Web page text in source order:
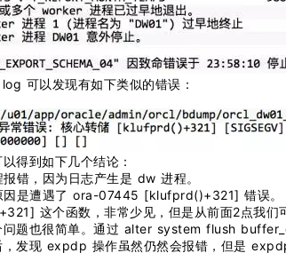
可以发现有如下类似的错误：
得到如下几个结论：
错，因为日志产生是 dw 进程。
因是遭遇了 ora-07445 [klufprd()+321] 错误。
这个函数，非常少见，但是从前面2点我们
问题也很简单。通过 alter system flush
，发现 expdp 操作虽然仍然会报错，但是